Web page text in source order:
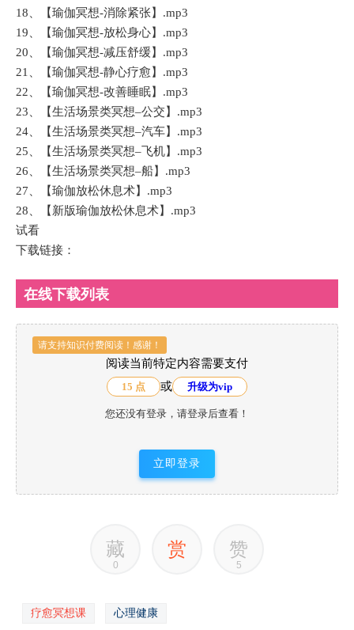
18、【瑜伽冥想-消除紧张】.mp3
19、【瑜伽冥想-放松身心】.mp3
20、【瑜伽冥想-减压舒缓】.mp3
21、【瑜伽冥想-静心疗愈】.mp3
22、【瑜伽冥想-改善睡眠】.mp3
23、【生活场景类冥想–公交】.mp3
24、【生活场景类冥想–汽车】.mp3
25、【生活场景类冥想–飞机】.mp3
26、【生活场景类冥想–船】.mp3
27、【瑜伽放松休息术】.mp3
28、【新版瑜伽放松休息术】.mp3
试看
下载链接：
在线下载列表
请支持知识付费阅读！感谢！
阅读当前特定内容需要支付
15 点 或 升级为vip
您还没有登录，请登录后查看！
立即登录
藏
0
赏 赞
5
疗愈冥想课 心理健康